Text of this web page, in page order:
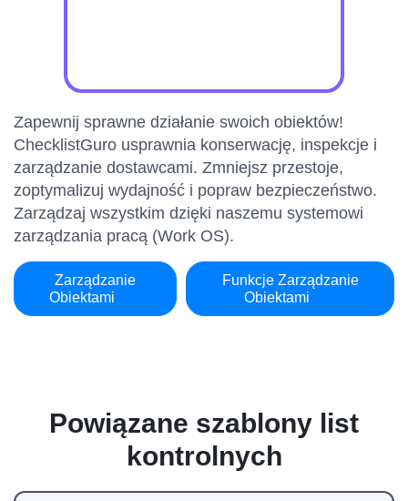
Zapewnij sprawne działanie swoich obiektów!
ChecklistGuro usprawnia konserwację, inspekcje i
zarządzanie dostawcami. Zmniejsz przestoje,
zoptymalizuj wydajność i popraw bezpieczeństwo.
Zarządzaj wszystkim dzięki naszemu systemowi
zarządzania pracą (Work OS).
Zarządzanie
Obiektami
Funkcje Zarządzanie
Obiektami
Powiązane szablony list
kontrolnych